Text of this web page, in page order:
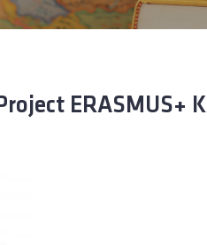
ERASMUS+